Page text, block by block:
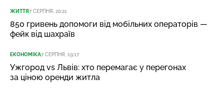
ЖИТТЯ7 СЕРПНЯ, 20:21
850 гривень допомоги від мобільних операторів —
фейк від шахраїв
ЕКОНОМІКА7 СЕРПНЯ, 19:17
Ужгород vs Львів: хто перемагає у перегонах
за ціною оренди житла